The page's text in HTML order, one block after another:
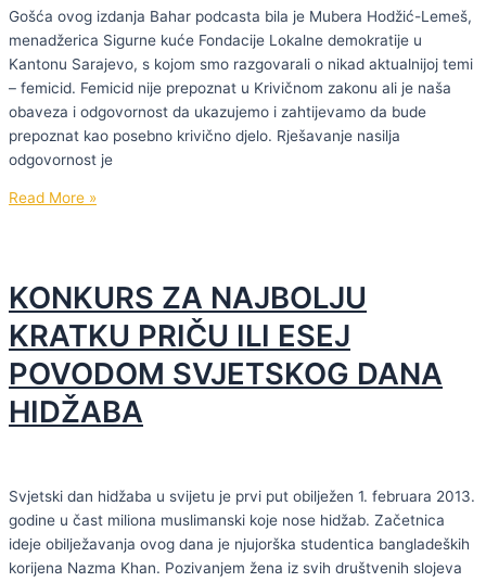
Gošća ovog izdanja Bahar podcasta bila je Mubera Hodžić-Lemeš,
menadžerica Sigurne kuće Fondacije Lokalne demokratije u
Kantonu Sarajevo, s kojom smo razgovarali o nikad aktualnijoj temi
– femicid. Femicid nije prepoznat u Krivičnom zakonu ali je naša
obaveza i odgovornost da ukazujemo i zahtijevamo da bude
prepoznat kao posebno krivično djelo. Rješavanje nasilja
odgovornost je
Trideset
podcasta
Read More »
KONKURS ZA NAJBOLJU
KRATKU PRIČU ILI ESEJ
POVODOM SVJETSKOG DANA
HIDŽABA
Svjetski dan hidžaba u svijetu je prvi put obilježen 1. februara 2013.
godine u čast miliona muslimanski koje nose hidžab. Začetnica
ideje obilježavanja ovog dana je njujorška studentica bangladeških
korijena Nazma Khan. Pozivanjem žena iz svih društvenih slojeva